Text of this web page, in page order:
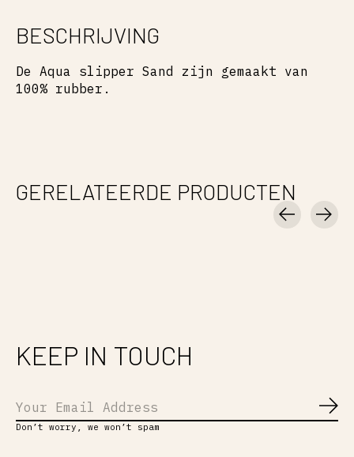
BESCHRIJVING
De Aqua slipper Sand zijn gemaakt van
100% rubber.
GERELATEERDE PRODUCTEN
KEEP IN TOUCH
Don’t worry, we won’t spam